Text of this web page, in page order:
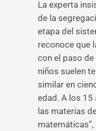
La experta
de la
etapa del
reconoce que
con el paso de
niños suelen
similar en
edad. A los 15
las materias
matemáticas”,